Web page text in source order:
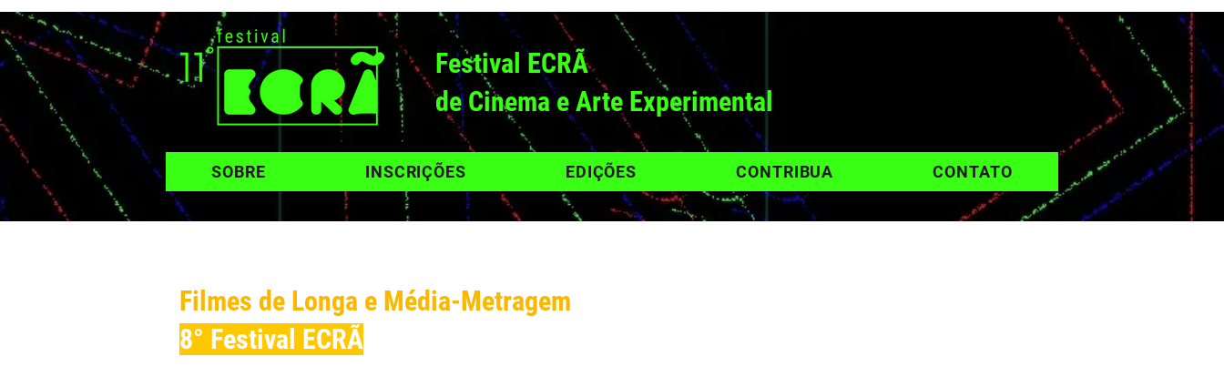
Festival ECRÃ
de Cinema e Arte Experimental
SOBRE INSCRIÇÕES EDIÇÕES CONTRIBUA CONTATO
Filmes de Longa e Média-Metragem
8° Festival ECRÃ